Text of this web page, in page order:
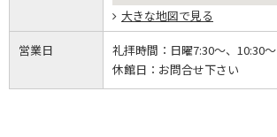
大きな地図で見る
営業日 礼拝時間： 日曜7:30～、10:30～
休館日： お問合せ下さい